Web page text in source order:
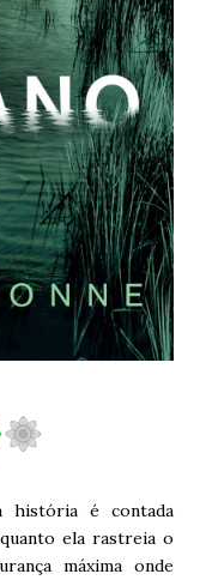
história é contada
ela rastreia o
máxima onde